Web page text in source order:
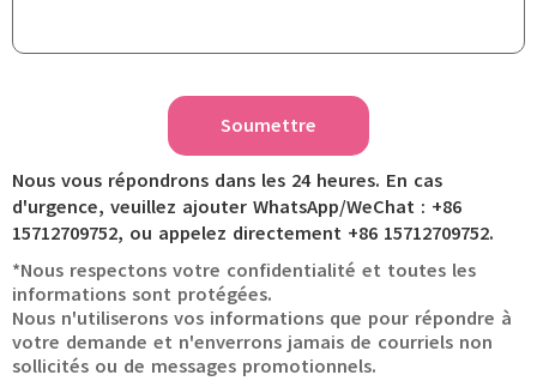
Soumettre
Nous vous répondrons dans les 24 heures. En cas
d'urgence, veuillez ajouter WhatsApp/WeChat : +86
15712709752, ou appelez directement +86 15712709752.
*Nous respectons votre confidentialité et toutes les
informations sont protégées.
Nous n'utiliserons vos informations que pour répondre à
votre demande et n'enverrons jamais de courriels non
sollicités ou de messages promotionnels.